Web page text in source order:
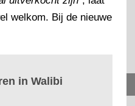
welkom. Bij de nieuwe
in Walibi